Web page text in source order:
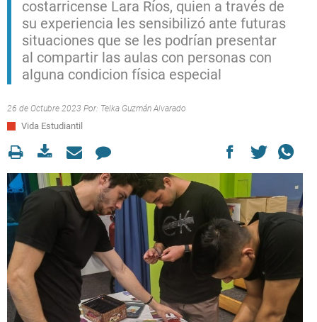
costarricense Lara Ríos, quien a través de
su experiencia les sensibilizó ante futuras
situaciones que se les podrían presentar
al compartir las aulas con personas con
alguna condicion física especial
26 de Octubre 2023 Por: Telka Guzmán Alvarado
Vida Estudiantil